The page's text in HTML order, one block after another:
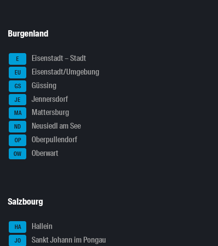
Burgenland
E Eisenstadt – Stadt
EU Eisenstadt/Umgebung
GS Güssing
JE Jennersdorf
MA Mattersburg
ND Neusiedl am See
OP Oberpullendorf
OW Oberwart
Salzbourg
HA Hallein
JO Sankt Johann im Pongau